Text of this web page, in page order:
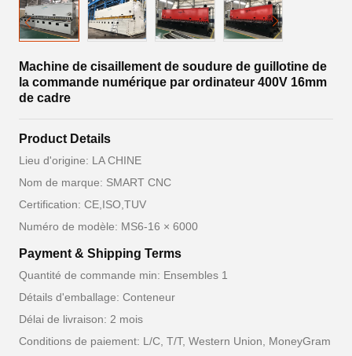
Machine de cisaillement de soudure de guillotine de
la commande numérique par ordinateur 400V 16mm
de cadre
Product Details
Lieu d'origine: LA CHINE
Nom de marque: SMART CNC
Certification: CE,ISO,TUV
Numéro de modèle: MS6-16 × 6000
Payment & Shipping Terms
Quantité de commande min: Ensembles 1
Détails d'emballage: Conteneur
Délai de livraison: 2 mois
Conditions de paiement: L/C, T/T, Western Union, MoneyGram